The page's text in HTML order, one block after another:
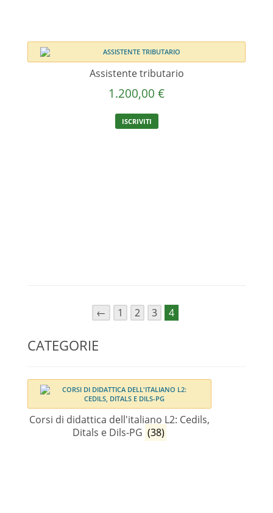
Assistente tributario
1.200,00 €
ISCRIVITI
← 1 2 3 4
CATEGORIE
Corsi di didattica dell'italiano L2: Cedils,
Ditals e Dils-PG (38)